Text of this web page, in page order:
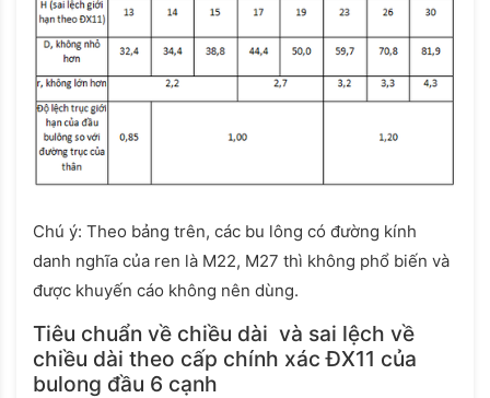
Chú ý: Theo bảng trên, các bu lông có đường kính
danh nghĩa của ren là M22, M27 thì không phổ biến và
được khuyến cáo không nên dùng.
Tiêu chuẩn về chiều dài và sai lệch về
chiều dài theo cấp chính xác ĐX11 của
bulong đầu 6 cạnh